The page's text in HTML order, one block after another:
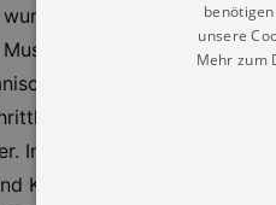
1981 in Montevideo,
in Havanna (Kuba)
Musik und dem
In der Musik von Pinera
Komponist den ECHO
unsere
Mehr zum